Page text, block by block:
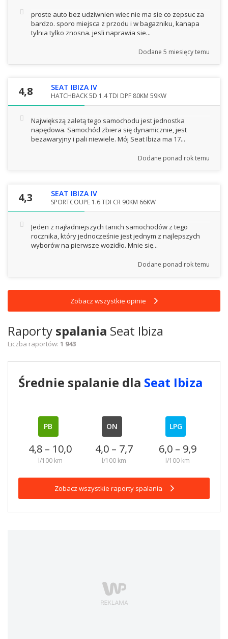
proste auto bez udziwnien wiec nie ma sie co zepsuc za
bardzo. sporo miejsca z przodu i w bagazniku, kanapa
tylnia tylko znosna. jesli naprawia sie...
Dodane 5 miesięcy temu
4,8 SEAT IBIZA IV
HATCHBACK 5D 1.4 TDI DPF 80KM 59KW
Największą zaletą tego samochodu jest jednostka
napędowa. Samochód zbiera się dynamicznie, jest
bezawaryjny i pali niewiele. Mój Seat Ibiza ma 17...
Dodane ponad rok temu
4,3 SEAT IBIZA IV
SPORTCOUPE 1.6 TDI CR 90KM 66KW
Jeden z najładniejszych tanich samochodów z tego
rocznika, który jednocześnie jest jednym z najlepszych
wyborów na pierwsze wozidło. Mnie się...
Dodane ponad rok temu
Zobacz wszystkie opinie
Raporty spalania Seat Ibiza
Liczba raportów: 1 943
Średnie spalanie dla Seat Ibiza
PB
4,8 – 10,0
l/100 km
ON
4,0 – 7,7
l/100 km
LPG
6,0 – 9,9
l/100 km
Zobacz wszystkie raporty spalania